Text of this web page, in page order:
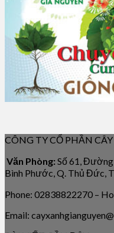
CÔNG TY CỔ PHẦN
Văn Phòng: Số 61, Đường
Bình Phước, Q. Thủ Đức,
Phone: 02838822270 –
Email: